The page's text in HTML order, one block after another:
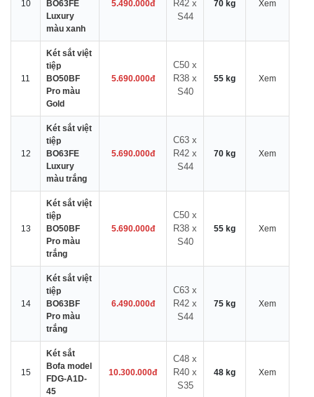
10
BO63FE
Luxury
màu xanh
5.490.000đ
R42 x
S44
70 kg Xem
11
Két sắt việt
tiệp
BO50BF
Pro màu
Gold
5.690.000đ
C50 x
R38 x
S40
55 kg Xem
12
Két sắt việt
tiệp
BO63FE
Luxury
màu trắng
5.690.000đ
C63 x
R42 x
S44
70 kg Xem
13
Két sắt việt
tiệp
BO50BF
Pro màu
trắng
5.690.000đ
C50 x
R38 x
S40
55 kg Xem
14
Két sắt việt
tiệp
BO63BF
Pro màu
trắng
6.490.000đ
C63 x
R42 x
S44
75 kg Xem
15
Két sắt
Bofa model
FDG-A1D-
45
10.300.000đ
C48 x
R40 x
S35
48 kg Xem